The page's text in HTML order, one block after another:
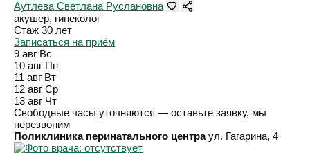
Аутлева Светлана Руслановна
акушер, гинеколог
Стаж 30 лет
Записаться на приём
9 авг Вс
10 авг Пн
11 авг Вт
12 авг Ср
13 авг Чт
Свободные часы уточняются — оставьте заявку, мы
перезвоним
Поликлиника перинатального центра ул. Гагарина, 4